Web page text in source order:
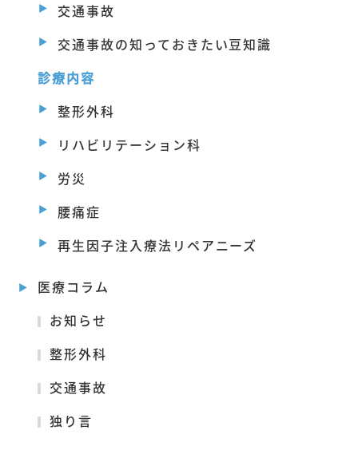
交通事故
交通事故の知っておきたい豆知識
診療内容
整形外科
リハビリテーション科
労災
腰痛症
再生因子注入療法リペアニーズ
医療コラム
お知らせ
整形外科
交通事故
独り言